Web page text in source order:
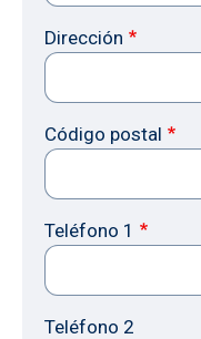
Dirección
Código postal
Teléfono 1
Teléfono 2